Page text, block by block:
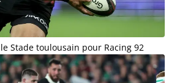
Stade toulousain pour Racing 92